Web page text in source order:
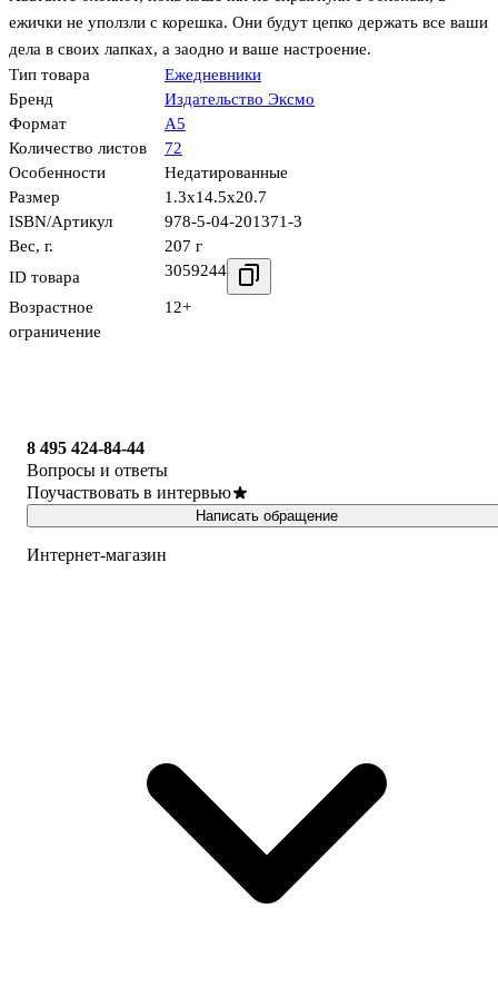
ежички не уползли с корешка. Они будут цепко держать все ваши
дела в своих лапках, а заодно и ваше настроение.
Тип товара
Ежедневники
Бренд
Издательство Эксмо
Формат
А5
Количество листов
72
Особенности
Недатированные
Размер
1.3x14.5x20.7
ISBN/Артикул
978-5-04-201371-3
Вес, г.
207 г
ID товара
3059244
Возрастное
ограничение
12+
8 495 424-84-44
Вопросы и ответы
Поучаствовать в интервью
Написать обращение
Интернет-магазин